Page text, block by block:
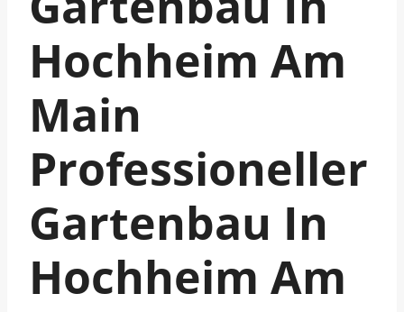
Hochheim Am
Main
Professioneller
Gartenbau In
Hochheim Am